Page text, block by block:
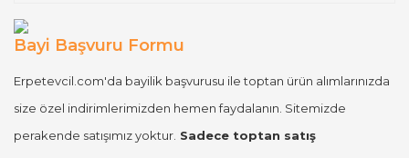
Bayi Başvuru Formu
Erpetevcil.com'da bayilik başvurusu ile toptan ürün alımlarınızda
size özel indirimlerimizden hemen faydalanın. Sitemizde
perakende satışımız yoktur. Sadece toptan satış